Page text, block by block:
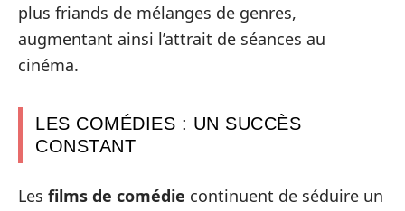
plus friands de mélanges de genres,
augmentant ainsi l’attrait de séances au
cinéma.
LES COMÉDIES : UN SUCCÈS
CONSTANT
Les films de comédie continuent de séduire un